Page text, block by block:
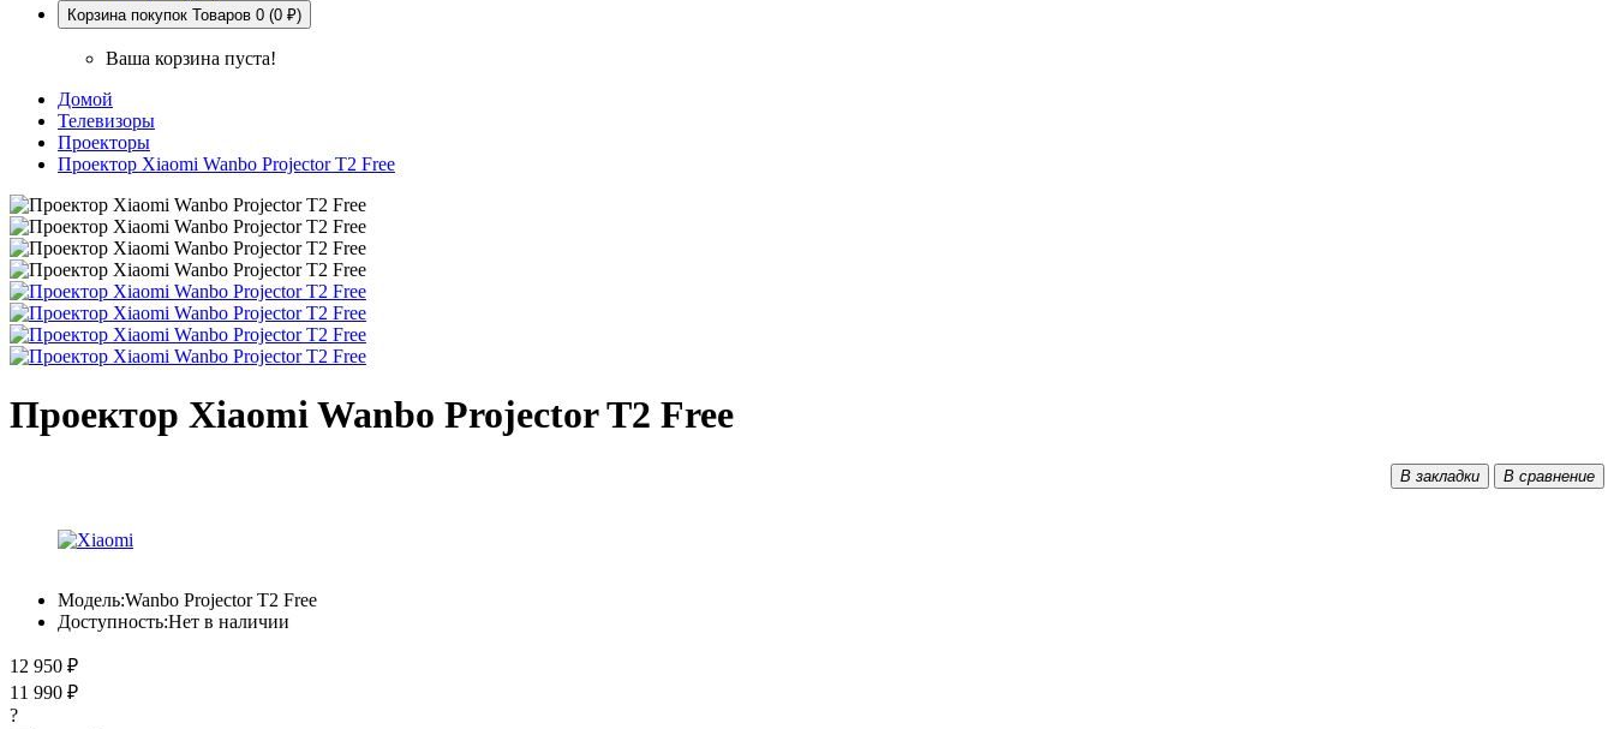
Корзина покупок Товаров 0 (0 ₽)
Ваша корзина пуста!
Домой
Телевизоры
Проекторы
Проектор Xiaomi Wanbo Projector T2 Free
Проектор Xiaomi Wanbo Projector T2 Free
В закладки В сравнение
Модель:Wanbo Projector T2 Free
Доступность:Нет в наличии
12 950 ₽
11 990 ₽
?